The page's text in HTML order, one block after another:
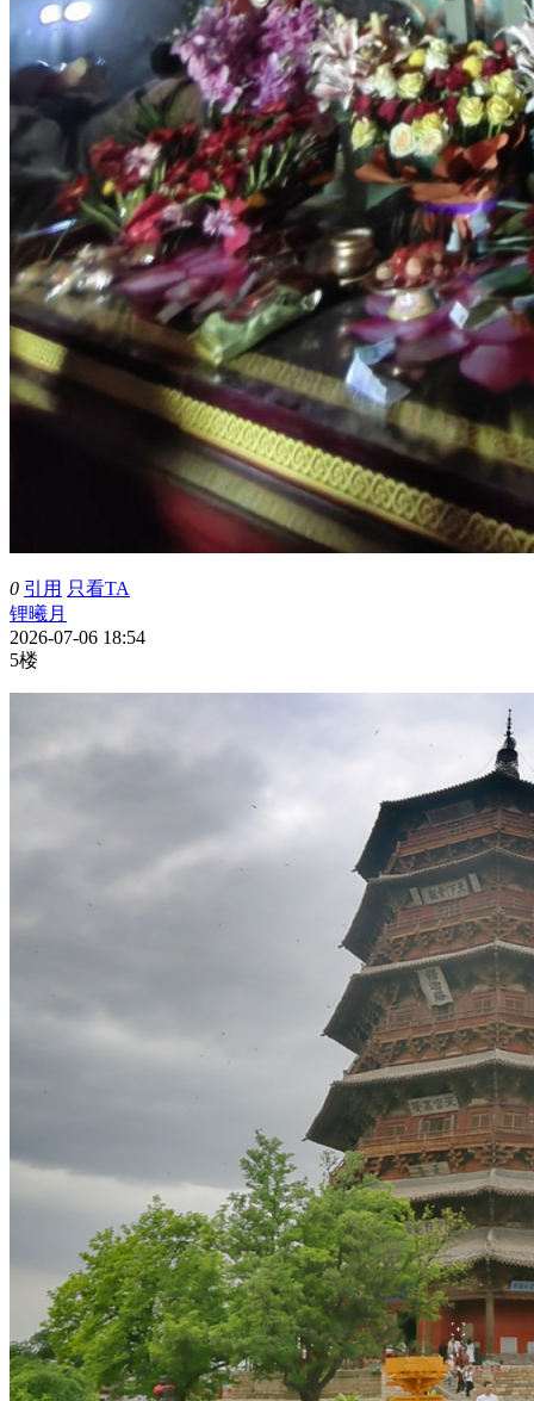
0 引用 只看TA
锂曦月
2026-07-06 18:54
5楼